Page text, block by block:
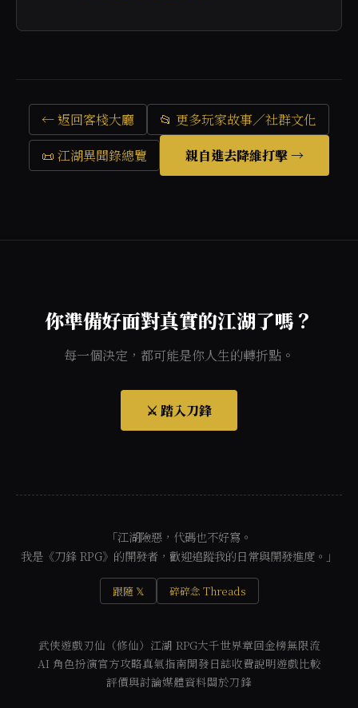
← 返回客棧大廳
📂 更多玩家故事／社群文化
📜 江湖異聞錄總覽
親自進去降維打擊 →
你準備好面對真實的江湖了嗎？
每一個決定，都可能是你人生的轉折點。
⚔️ 踏入刀鋒
「江湖險惡，代碼也不好寫。
我是《刀鋒 RPG》的開發者，歡迎追蹤我的日常與開發進度。」
跟隨 𝕏 碎碎念 Threads
武俠遊戲刃仙（修仙） 江湖 RPG大千世界章回金榜無限流
AI 角色扮演官方攻略真氣指南開發日誌收費說明遊戲比較
評價與討論媒體資料關於刀鋒